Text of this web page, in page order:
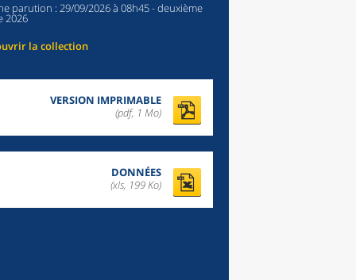
parution : 29/09/2026 à 08h45- deuxième
2026
la collection
VERSION IMPRIMABLE
(pdf, 1 Mo)
DONNÉES
(xls, 199 Ko)